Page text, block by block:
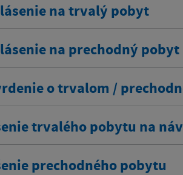
na trvalý pobyt
na prechodný pobyt
o trvalom /
trvalého pobytu na
prechodného pobytu